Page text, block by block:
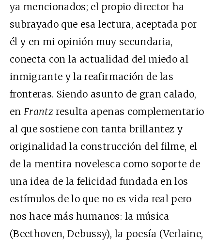
ya mencionados; el propio director ha
subrayado que esa lectura, aceptada por
él y en mi opinión muy secundaria,
conecta con la actualidad del miedo al
inmigrante y la reafirmación de las
fronteras. Siendo asunto de gran calado,
en Frantz resulta apenas complementario
al que sostiene con tanta brillantez y
originalidad la construcción del filme, el
de la mentira novelesca como soporte de
una idea de la felicidad fundada en los
estímulos de lo que no es vida real pero
nos hace más humanos: la música
(Beethoven, Debussy), la poesía (Verlaine,